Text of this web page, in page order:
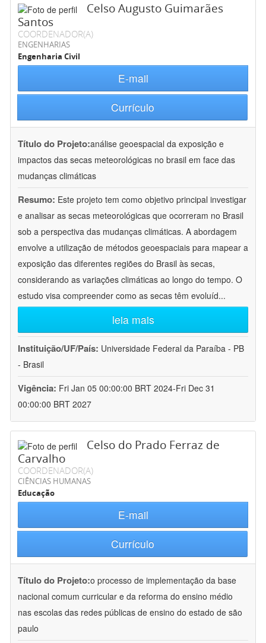
Celso Augusto Guimarães
Santos
COORDENADOR(A)
ENGENHARIAS
Engenharia Civil
E-mail
Currículo
Título do Projeto:análise geoespacial da exposição e
impactos das secas meteorológicas no brasil em face das
mudanças climáticas
Resumo: Este projeto tem como objetivo principal investigar
e analisar as secas meteorológicas que ocorreram no Brasil
sob a perspectiva das mudanças climáticas. A abordagem
envolve a utilização de métodos geoespaciais para mapear a
exposição das diferentes regiões do Brasil às secas,
considerando as variações climáticas ao longo do tempo. O
estudo visa compreender como as secas têm evoluíd...
leia mais
Instituição/UF/País: Universidade Federal da Paraíba - PB
- Brasil
Vigência: Fri Jan 05 00:00:00 BRT 2024-Fri Dec 31
00:00:00 BRT 2027
Celso do Prado Ferraz de
Carvalho
COORDENADOR(A)
CIÊNCIAS HUMANAS
Educação
E-mail
Currículo
Título do Projeto:o processo de implementação da base
nacional comum curricular e da reforma do ensino médio
nas escolas das redes públicas de ensino do estado de são
paulo